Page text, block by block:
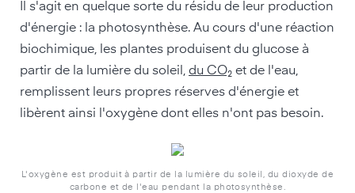
Il s'agit en quelque sorte du résidu de leur production
d'énergie : la photosynthèse. Au cours d'une réaction
biochimique, les plantes produisent du glucose à
partir de la lumière du soleil, du CO₂ et de l'eau,
remplissent leurs propres réserves d'énergie et
libèrent ainsi l'oxygène dont elles n'ont pas besoin.
L'oxygène est produit à partir de la lumière du soleil, du dioxyde de
carbone et de l'eau pendant la photosynthèse.